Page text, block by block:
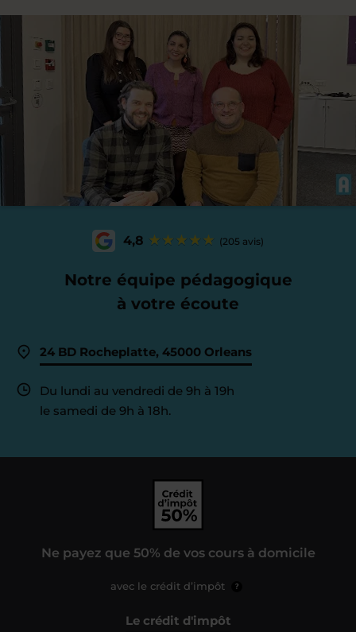
4,8 (205 avis)
Notre équipe pédagogique
à votre écoute
24 BD Rocheplatte, 45000 Orleans
Du lundi au vendredi de 9h à 19h
le samedi de 9h à 18h.
Ne payez que 50% de vos cours à domicile
avec le crédit d’impôt ?
Le crédit d'impôt